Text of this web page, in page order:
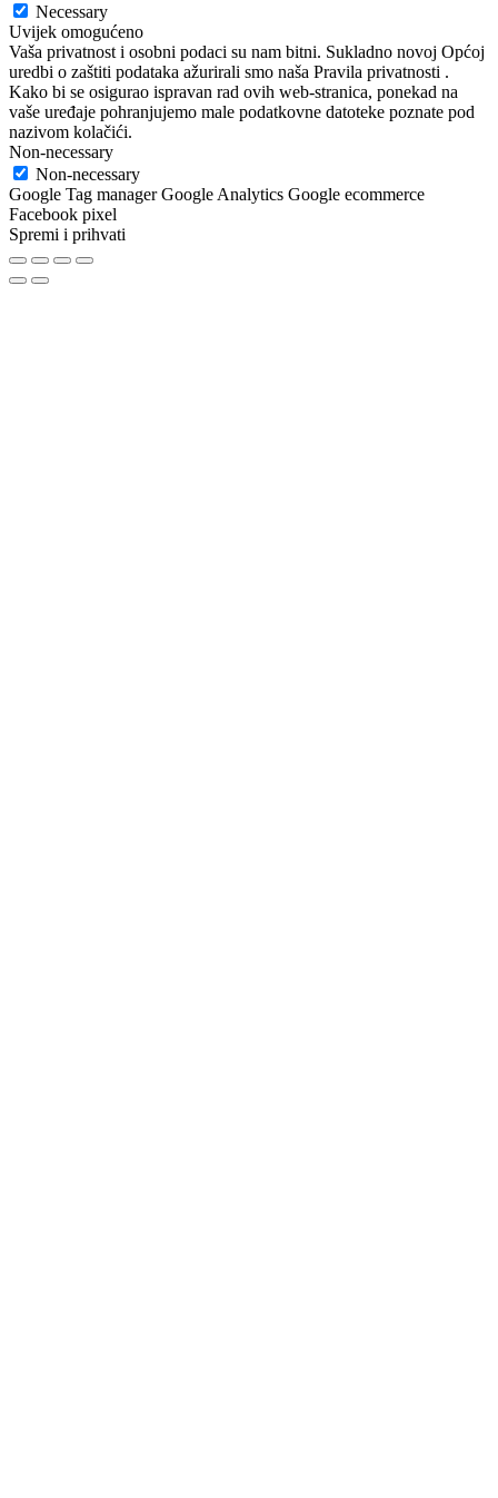
Necessary
Uvijek omogućeno
Vaša privatnost i osobni podaci su nam bitni. Sukladno novoj Općoj
uredbi o zaštiti podataka ažurirali smo naša Pravila privatnosti .
Kako bi se osigurao ispravan rad ovih web-stranica, ponekad na
vaše uređaje pohranjujemo male podatkovne datoteke poznate pod
nazivom kolačići.
Non-necessary
Non-necessary
Google Tag manager Google Analytics Google ecommerce
Facebook pixel
Spremi i prihvati